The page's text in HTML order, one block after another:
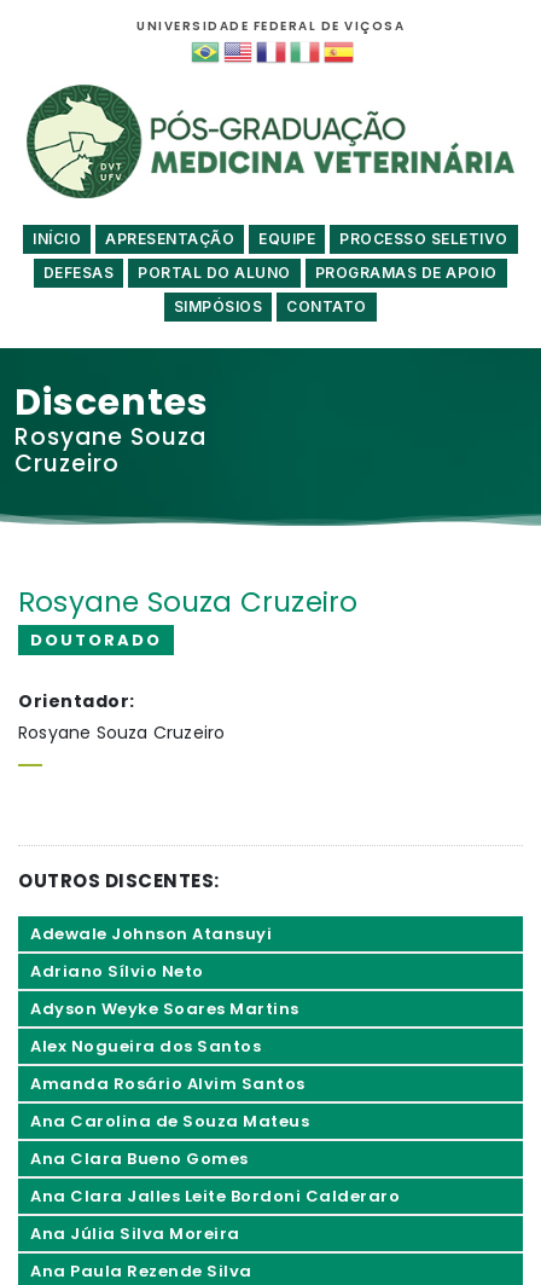
UNIVERSIDADE FEDERAL DE VIÇOSA
INÍCIO APRESENTAÇÃO EQUIPE
PROCESSO SELETIVO
DEFESAS
PORTAL DO ALUNO
PROGRAMAS DE APOIO
SIMPÓSIOS
CONTATO
Discentes
Rosyane Souza
Cruzeiro
Rosyane Souza Cruzeiro
DOUTORADO
Orientador:
Rosyane Souza Cruzeiro
OUTROS DISCENTES:
Adewale Johnson Atansuyi
Adriano Sílvio Neto
Adyson Weyke Soares Martins
Alex Nogueira dos Santos
Amanda Rosário Alvim Santos
Ana Carolina de Souza Mateus
Ana Clara Bueno Gomes
Ana Clara Jalles Leite Bordoni Calderaro
Ana Júlia Silva Moreira
Ana Paula Rezende Silva